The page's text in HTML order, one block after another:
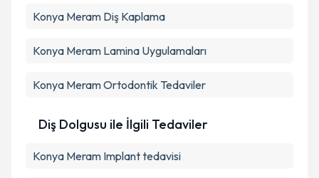
Konya Meram Diş Kaplama
Konya Meram Lamina Uygulamaları
Konya Meram Ortodontik Tedaviler
Diş Dolgusu ile İlgili Tedaviler
Konya Meram Implant tedavisi